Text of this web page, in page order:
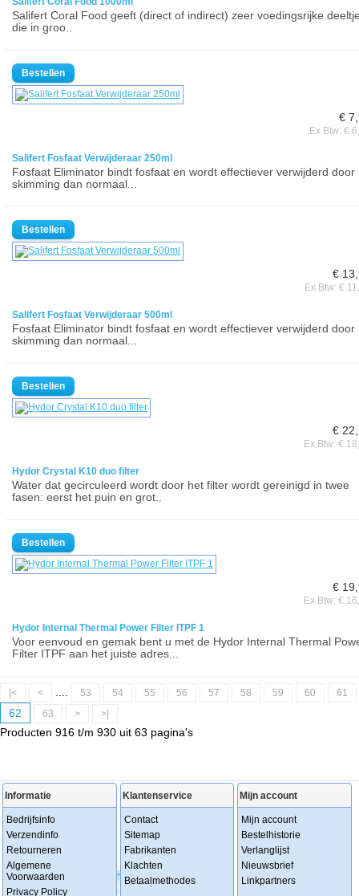
Salifert Coral Food geeft (direct of indirect) zeer voedingsrijke
die in groo..
€
Ex Btw: €
Salifert Fosfaat Verwijderaar 250ml
Fosfaat Eliminator bindt fosfaat en wordt effectiever verwijderd door
skimming dan normaal...
€
Ex Btw: €
Salifert Fosfaat Verwijderaar 500ml
Fosfaat Eliminator bindt fosfaat en wordt effectiever verwijderd door
skimming dan normaal...
€
Ex Btw: €
Hydor Crystal K10 duo filter
Water dat gecirculeerd wordt door het filter wordt gereinigd in twee
fasen: eerst het puin en grot..
€
Ex Btw: €
Hydor Internal Thermal Power Filter ITPF 1
Voor eenvoud en gemak bent u met de Hydor Internal Thermal
Filter ITPF aan het juiste adres...
|< < 53 54 55 56 57 58 59 60 61
62 63 > >|
Producten 916 t/m 930 uit 63 pagina's
Informatie
Bedrijfsinfo
Verzendinfo
Retourneren
Algemene
Voorwaarden
Privacy Policy
Klantenservice
Contact
Sitemap
Fabrikanten
Klachten
Betaalmethodes
Mijn account
Mijn account
Bestelhistorie
Verlanglijst
Nieuwsbrief
Linkpartners